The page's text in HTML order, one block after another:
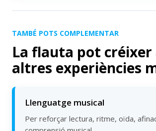
TAMBÉ POTS COMPLEMENTAR
La flauta pot créixer
altres experiències
Llenguatge musical
Per reforçar lectura, ritme, oïda,